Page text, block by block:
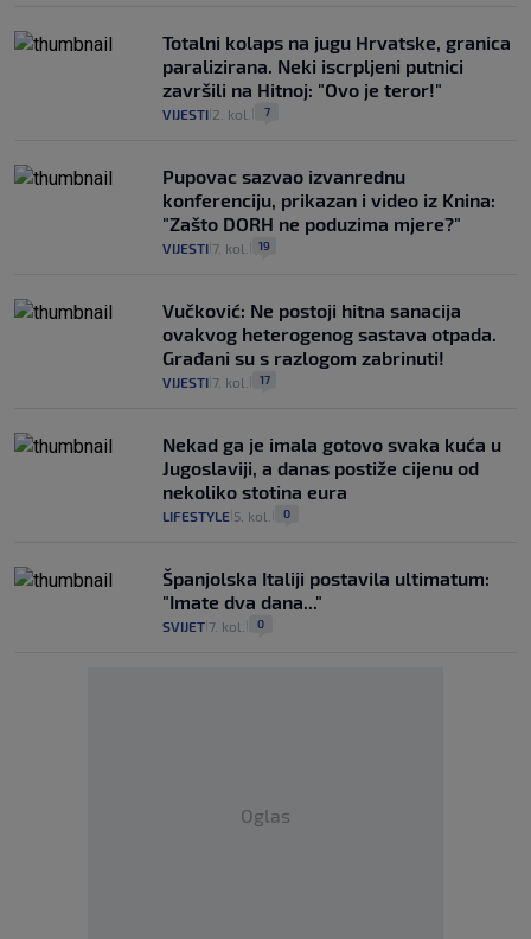
Totalni kolaps na jugu Hrvatske, granica
paralizirana. Neki iscrpljeni putnici
završili na Hitnoj: "Ovo je teror!"
VIJESTI 2. kol. 7
Pupovac sazvao izvanrednu
konferenciju, prikazan i video iz Knina:
"Zašto DORH ne poduzima mjere?"
VIJESTI 7. kol. 19
Vučković: Ne postoji hitna sanacija
ovakvog heterogenog sastava otpada.
Građani su s razlogom zabrinuti!
VIJESTI 7. kol. 17
Nekad ga je imala gotovo svaka kuća u
Jugoslaviji, a danas postiže cijenu od
nekoliko stotina eura
LIFESTYLE 5. kol. 0
Španjolska Italiji postavila ultimatum:
"Imate dva dana..."
SVIJET 7. kol. 0
Oglas